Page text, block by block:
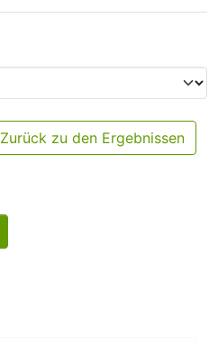
Zurück zu den Ergebnissen